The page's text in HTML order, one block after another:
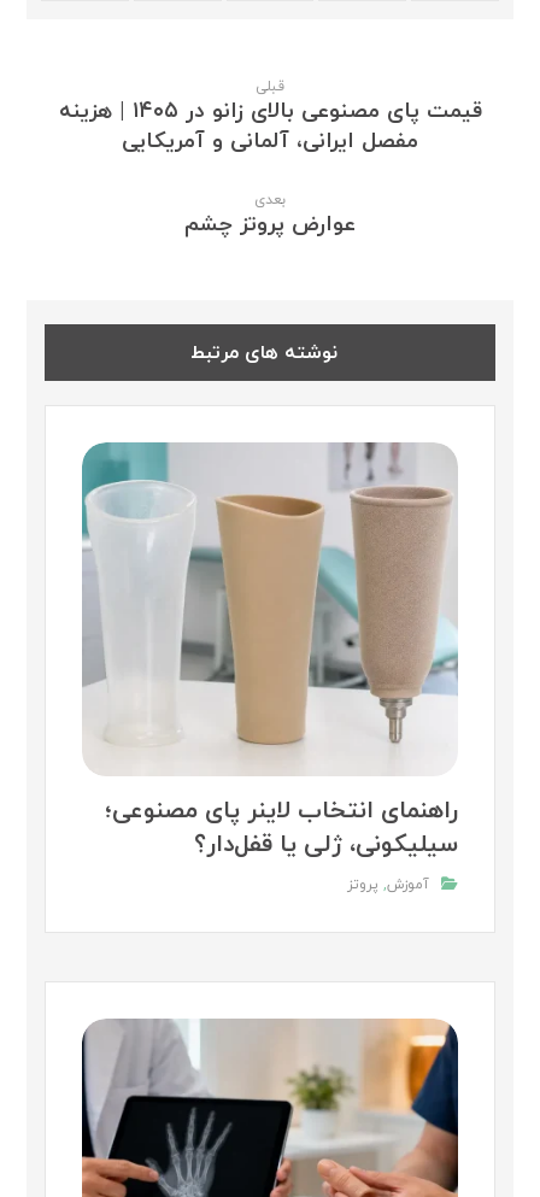
قبلی
قیمت پای مصنوعی بالای زانو در ۱۴۰۵ | هزینه
مفصل ایرانی، آلمانی و آمریکایی
بعدی
عوارض پروتز چشم
نوشته های مرتبط
راهنمای انتخاب لاینر پای مصنوعی؛
سیلیکونی، ژلی یا قفل‌دار؟
آموزش, پروتز